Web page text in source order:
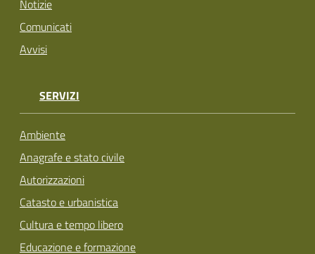
Notizie
Comunicati
Avvisi
SERVIZI
Ambiente
Anagrafe e stato civile
Autorizzazioni
Catasto e urbanistica
Cultura e tempo libero
Educazione e formazione